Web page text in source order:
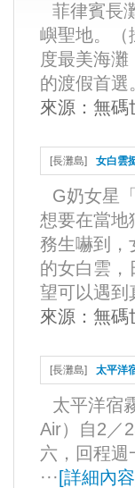
菲律賓長
嶼聖地。（
度最美海
的渡假首選
來源： 無碼
[長灘島] 女白雲
G奶女星
想要在當地
務生嚇到，
的女白雲，
望可以遇到
來源： 無碼
[長灘島] 太平洋
太平洋宿
Air）自2／
六，回程週
··· [詳細內容